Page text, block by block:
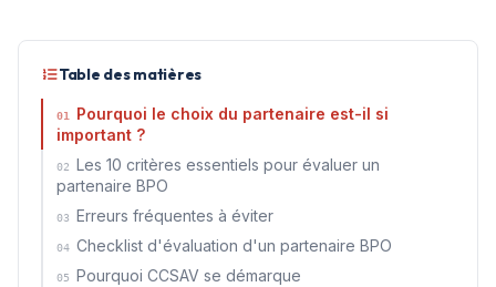
Table des matières
01
Pourquoi le choix du partenaire est-il si
important ?
02
Les 10 critères essentiels pour évaluer un
partenaire BPO
03 Erreurs fréquentes à éviter
04 Checklist d'évaluation d'un partenaire BPO
05 Pourquoi CCSAV se démarque